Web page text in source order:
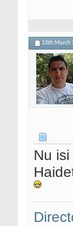
13th March
Nu